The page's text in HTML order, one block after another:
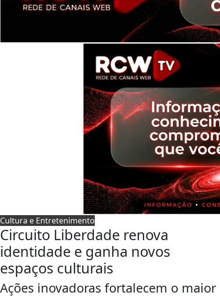
Cultura e Entretenimento
Circuito Liberdade renova
identidade e ganha novos
espaços culturais
Ações inovadoras fortalecem o maior